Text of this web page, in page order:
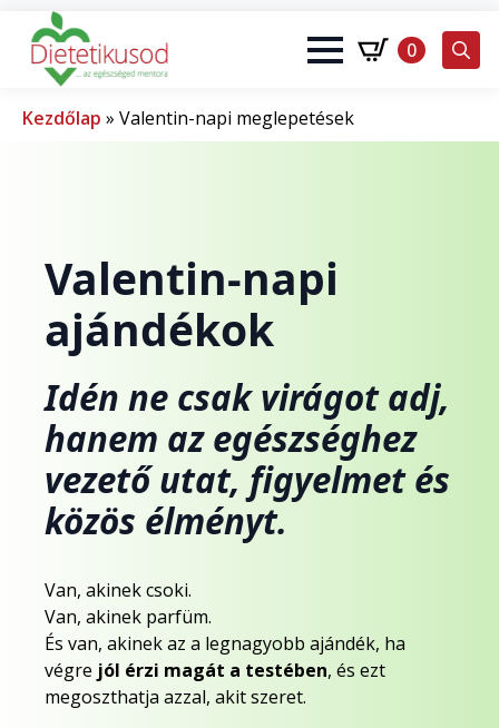
0
Kezdőlap » Valentin-napi meglepetések
Valentin-napi
ajándékok
Idén ne csak virágot adj,
hanem az egészséghez
vezető utat, figyelmet és
közös élményt.
Van, akinek csoki.
Van, akinek parfüm.
És van, akinek az a legnagyobb ajándék, ha
végre jól érzi magát a testében, és ezt
megoszthatja azzal, akit szeret.